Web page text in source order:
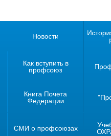
Новости
Как вступить в
профсоюз
Книга Почета
Федерации
СМИ о профсоюзах